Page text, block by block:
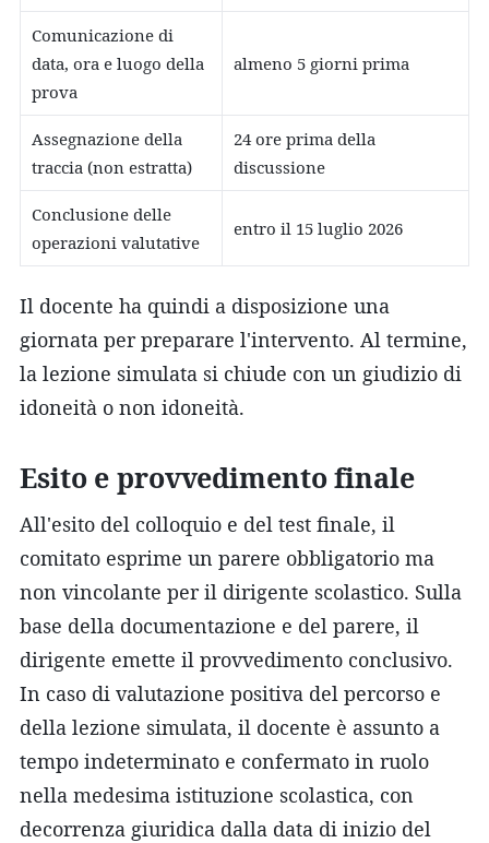
Comunicazione di
data, ora e luogo della
prova
almeno 5 giorni prima
Assegnazione della
traccia (non estratta)
24 ore prima della
discussione
Conclusione delle
operazioni valutative
entro il 15 luglio 2026
Il docente ha quindi a disposizione una
giornata per preparare l'intervento. Al termine,
la lezione simulata si chiude con un giudizio di
idoneità o non idoneità.
Esito e provvedimento finale
All'esito del colloquio e del test finale, il
comitato esprime un parere obbligatorio ma
non vincolante per il dirigente scolastico. Sulla
base della documentazione e del parere, il
dirigente emette il provvedimento conclusivo.
In caso di valutazione positiva del percorso e
della lezione simulata, il docente è assunto a
tempo indeterminato e confermato in ruolo
nella medesima istituzione scolastica, con
decorrenza giuridica dalla data di inizio del